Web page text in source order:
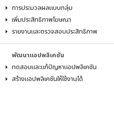
การประมวลผลแบบกลุ่ม
เพิ่มประสิทธิภาพโฆษณา
รายงานและตรวจสอบประสิทธิภาพ
พัฒนาแอปพลิเคชัน
ทดสอบและแก้ปัญหาแอปพลิเคชัน
สร้างแอปพลิเคชันให้ใช้งานได้